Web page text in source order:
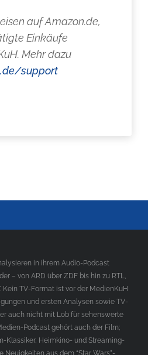
auf Amazon.de,
Einkäufe
Mehr dazu
support
in ihrem Audio-Podcast
– von ARD über ZDF bis hin zu RTL,
Kein TV-Format ist vor der MedienKuH
und ersten Analysen sowie TV-
auch nicht mit Lob für sehenswerte
Podcast gehört auch der Film;
Klassiker, Heimkino- und Streaming-
aus dem “Star Wars”-